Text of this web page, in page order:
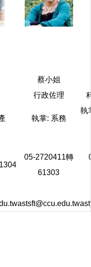
蔡小姐
行政佐理
執掌: 系務
執
05-2720411轉
61303
astsft@ccu.edu.tw